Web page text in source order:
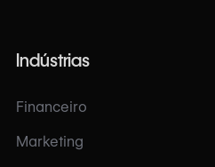
Indústrias
Financeiro
Marketing